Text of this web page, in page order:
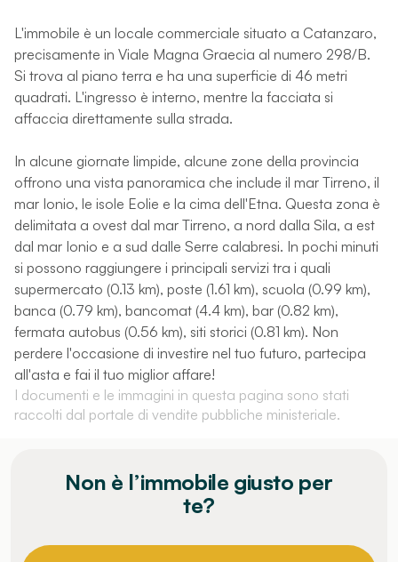
L'immobile è un locale commerciale situato a Catanzaro,
precisamente in Viale Magna Graecia al numero 298/B.
Si trova al piano terra e ha una superficie di 46 metri
quadrati. L'ingresso è interno, mentre la facciata si
affaccia direttamente sulla strada.
In alcune giornate limpide, alcune zone della provincia
offrono una vista panoramica che include il mar Tirreno, il
mar Ionio, le isole Eolie e la cima dell'Etna. Questa zona è
delimitata a ovest dal mar Tirreno, a nord dalla Sila, a est
dal mar Ionio e a sud dalle Serre calabresi. In pochi minuti
si possono raggiungere i principali servizi tra i quali
supermercato (0.13 km), poste (1.61 km), scuola (0.99 km),
banca (0.79 km), bancomat (4.4 km), bar (0.82 km),
fermata autobus (0.56 km), siti storici (0.81 km). Non
perdere l'occasione di investire nel tuo futuro, partecipa
all'asta e fai il tuo miglior affare!
I documenti e le immagini in questa pagina sono stati
raccolti dal portale di vendite pubbliche ministeriale.
Non è l’immobile giusto per
te?